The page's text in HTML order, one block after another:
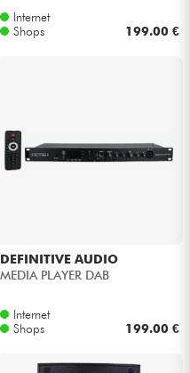
Internet
Shops
199.00 €
DEFINITIVE AUDIO
MEDIA PLAYER DAB
Internet
Shops
199.00 €